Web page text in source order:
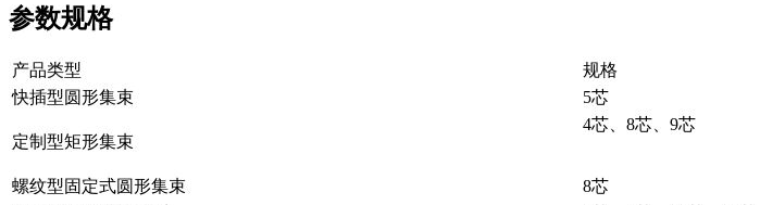
参数规格
产品类型
规格
快插型圆形集束
5芯
定制型矩形集束
4芯、8芯、9芯
螺纹型固定式圆形集束
8芯